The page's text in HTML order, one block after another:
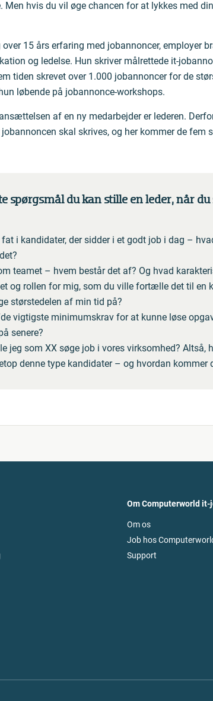
Men hvis du vil øge chancen for at lykkes med
15 års erfaring med jobannoncer, employer
og ledelse. Hun skriver målrettede it-
tiden skrevet over 1.000 jobannoncer for de
løbende på jobannonce-workshops.
af en ny medarbejder er lederen.
jobannoncen skal skrives, og her kommer de fem
spørgsmål du kan stille en leder, når du
i kandidater, der sidder i et godt job i dag –
teamet – hvem består det af? Og hvad
og rollen for mig, som du ville fortælle det til en
størstedelen af min tid på?
vigtigste minimumskrav for at kunne løse
senere?
jeg som XX søge job i vores virksomhed? Altså,
denne type kandidater – og hvordan kommer
Om Computerworld it-
Om os
Job hos
Support